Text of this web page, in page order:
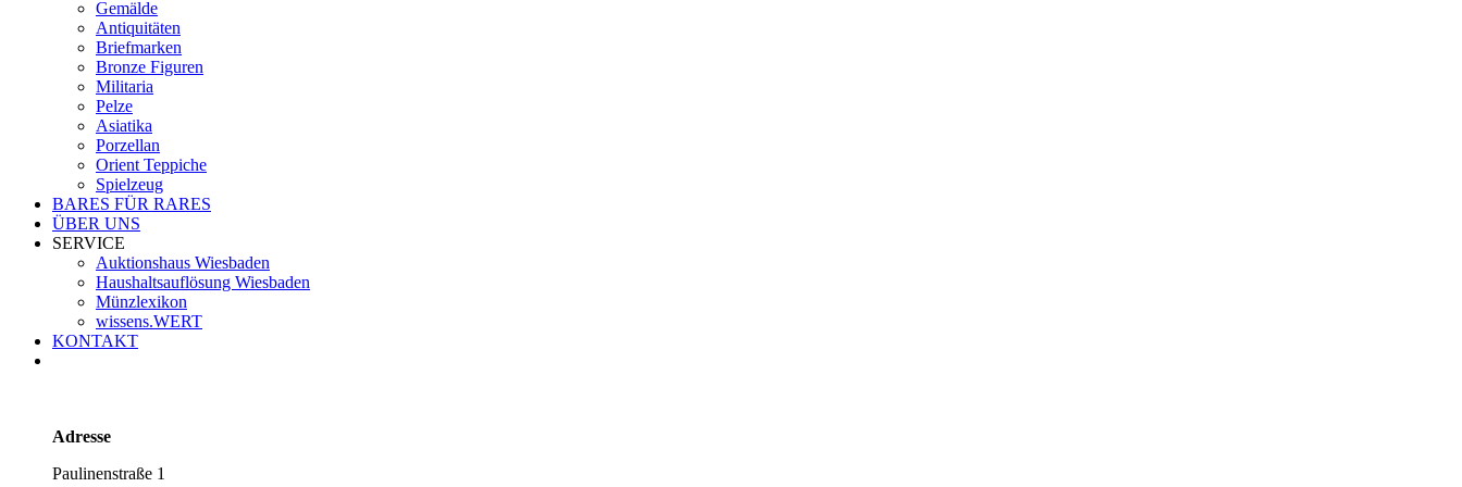
Gemälde
Antiquitäten
Briefmarken
Bronze Figuren
Militaria
Pelze
Asiatika
Porzellan
Orient Teppiche
Spielzeug
BARES FÜR RARES
ÜBER UNS
SERVICE
Auktionshaus Wiesbaden
Haushaltsauflösung Wiesbaden
Münzlexikon
wissens.WERT
KONTAKT
Adresse
Paulinenstraße 1